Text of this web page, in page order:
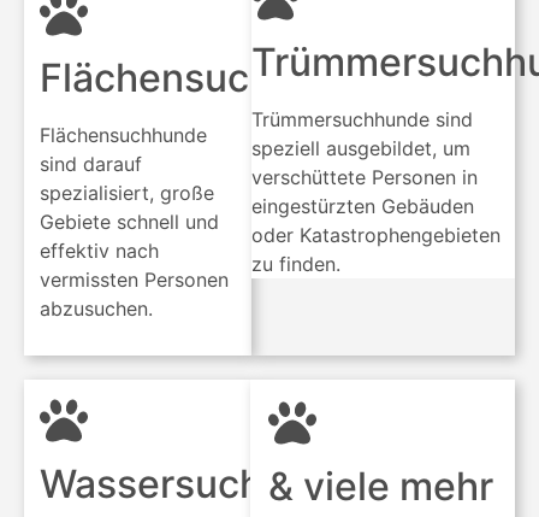
Flächensuchhunde
Flächensuchhunde
sind darauf
spezialisiert, große
Gebiete schnell und
effektiv nach
vermissten Personen
abzusuchen.
Trümmersuchhunde sind
speziell ausgebildet, um
verschüttete Personen in
eingestürzten Gebäuden
oder Katastrophengebieten
zu finden.
Wassersuchhunde& viele mehr